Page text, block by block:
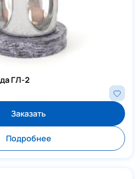
ГЛ-2
Заказать
Подробнее